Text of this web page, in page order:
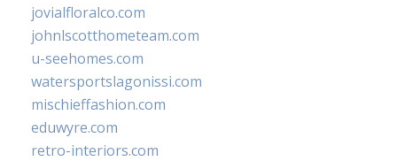
jovialfloralco.com
johnlscotthometeam.com
u-seehomes.com
watersportslagonissi.com
mischieffashion.com
eduwyre.com
retro-interiors.com